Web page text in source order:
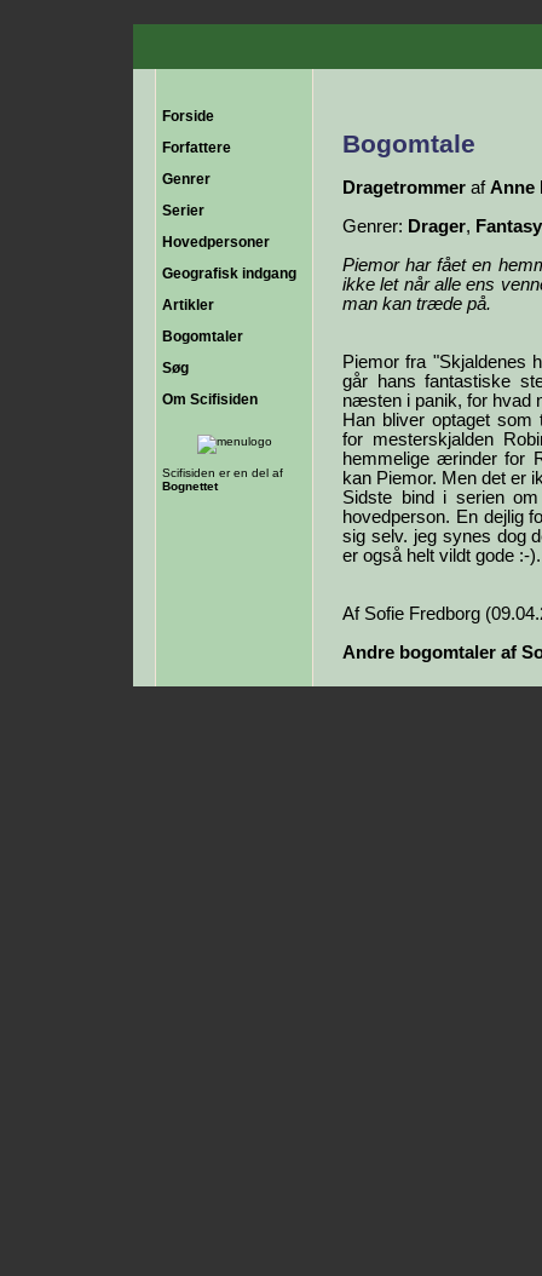
Forside
Forfattere
Genrer
Serier
Hovedpersoner
Geografisk indgang
Artikler
Bogomtaler
Søg
Om Scifisiden
Scifisiden er en del af
Bognettet
Bogomtale
Dragetrommer afAnne
Genrer: Drager, Fantasy
Piemor har fået en
ikke let når alle ens
man kan træde på.
Piemor fra "Skjaldenes
går hans fantastiske
næsten i panik, for hvad
Han bliver optaget
for mesterskjalden
hemmelige ærinder for
kan Piemor. Men det er
Sidste bind i serien
hovedperson. En dejlig
sig selv. jeg synes dog
er også helt vildt gode :-).
Af Sofie Fredborg
Andre bogomtaler af